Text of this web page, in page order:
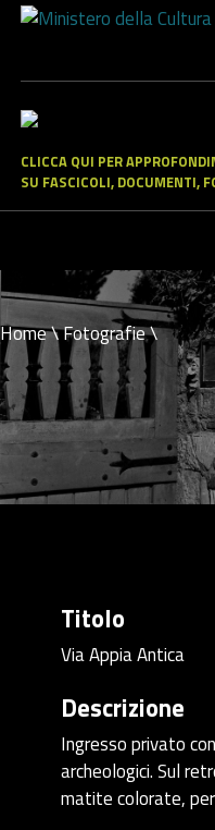
CLICCA QUI PER
SU FASCICOLI, DOCUMENTI,
Home\Fotografie\
Titolo
Via Appia Antica
Descrizione
Ingresso privato
archeologici. Sul
matite colorate,